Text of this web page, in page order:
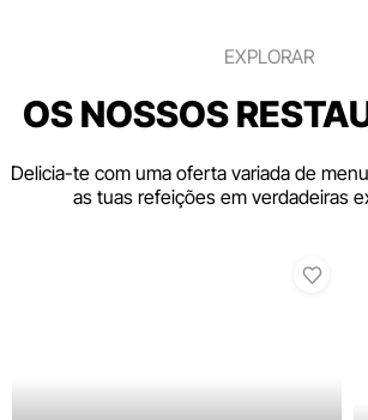
EXPLORAR
OS NOSSOS
Delicia-te com uma oferta variada de
as tuas refeições em verdadeiras